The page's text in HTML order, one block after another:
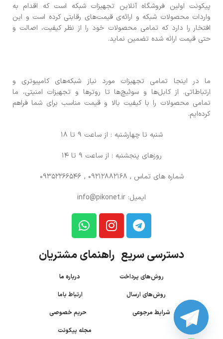
پیکونت اولین فروشگاه آنلاین تجهیزات شبکه است که اقدام به
واردات محصولات شبکه و ارائه‌ی قیمت‌های رقابتی کرده است و این
افتخار را دارد که تمامی محصولات خود را از نظر کیفیت، اصالت و
حتی قیمت ارائه شده تضمین نماید.
ما در اینجا تمامی تجهیزات مورد نیاز شبکه‌های کامپیوتری و
ارتباطاتی. از کابل‌ها و سوئیچ‌ها تا روترها و تجهیزات امنیتی، ما
تمامی محصولات را با کیفیت بالا و قیمت مناسب برای شما فراهم
کرده‌ایم.
شنبه تا چهارشنبه : از ساعت 9 تا 18
روزهای پنجشنبه : از ساعت 9 تا 14
شماره های تماس , 09212882168 , 09352266546
ایمیل: info@pikonet.ir
دسترسی سریع راهنمای مشتریان
روش‌های پرداخت درباره ما
روش‌های ارسال
ارتباط باما
شرایط مرجوعی
حریم خصوصی
مجله پیکونت